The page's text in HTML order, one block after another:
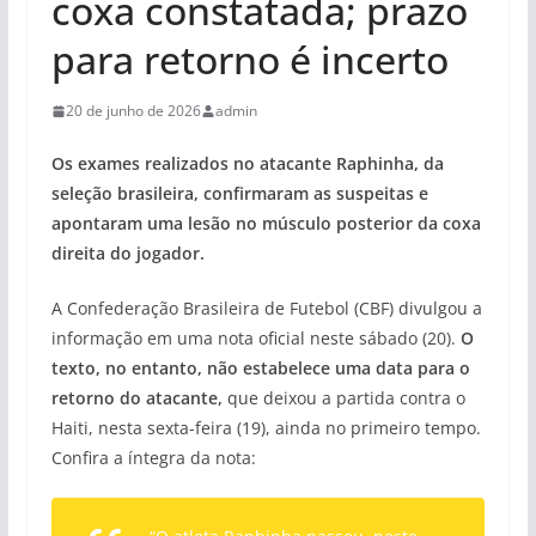
para retorno é incerto
20 de junho de 2026 admin
Os exames realizados no atacante Raphinha, da
seleção brasileira, confirmaram as suspeitas e
apontaram uma lesão no músculo posterior da coxa
direita do jogador.
A Confederação Brasileira de Futebol (CBF) divulgou a
informação em uma nota oficial neste sábado (20). O
texto, no entanto, não estabelece uma data para o
retorno do atacante, que deixou a partida contra o
Haiti, nesta sexta-feira (19), ainda no primeiro tempo.
Confira a íntegra da nota: